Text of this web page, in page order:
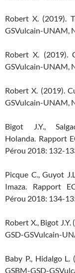
Robert X. (2019).
GSVulcain-UNAM,
Robert X. (2019).
GSVulcain-UNAM,
Robert X. (2019).
GSVulcain-UNAM,
Bigot J.Y.,
Holanda. Rapport
Pérou 2018: 132-
Picque C., Guyot
Imaza. Rapport
Pérou 2018: 134-
Robert X., Bigot
GSD-GSVulcain-
Baby P., Hidalgo
GSBM-GSD-